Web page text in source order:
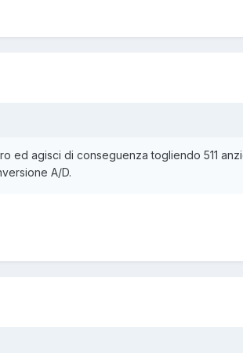
ed agisci di conseguenza togliendo 511
A/D.